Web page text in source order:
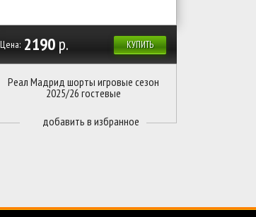
КУПИТЬ
Цена: 2190р.
Реал Мадрид шорты игровые сезон
2025/26 гостевые